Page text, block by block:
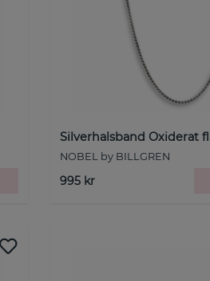
Silverhalsband Oxiderat
NOBEL by BILLGREN
995 kr